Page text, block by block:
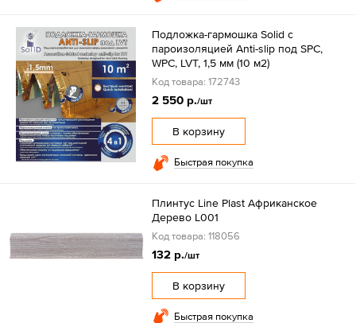
Подложка-гармошка Solid с
пароизоляцией Anti-slip под SPC,
WPC, LVT, 1,5 мм (10 м2)
Код товара: 172743
2 550 р./шт
В корзину
Быстрая покупка
Плинтус Line Plast Африканское
Дерево L001
Код товара: 118056
132 р./шт
В корзину
Быстрая покупка